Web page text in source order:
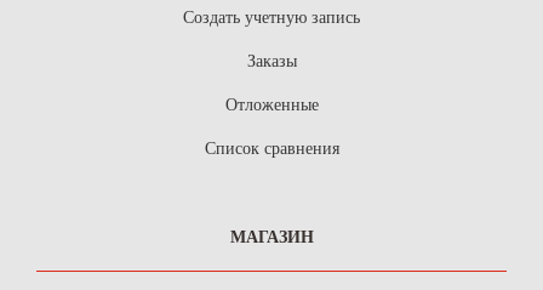
Создать учетную запись
Заказы
Отложенные
Список сравнения
МАГАЗИН